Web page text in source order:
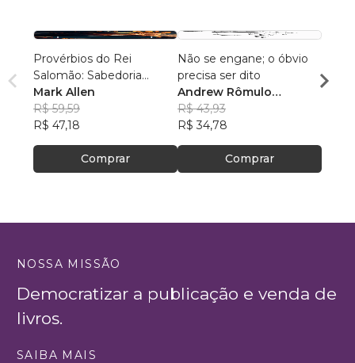
Provérbios do Rei
Salomão: Sabedoria
Atemporal
Mark Allen
R$ 59,59
R$ 47,18
Comprar
Não se engane; o óbvio
precisa ser dito
Andrew Rômulo
Santana Ribeiro
R$ 43,93
R$ 34,78
Comprar
Ciro
R$
NOSSA MISSÃO
Democratizar a publicação e venda de
livros.
SAIBA MAIS